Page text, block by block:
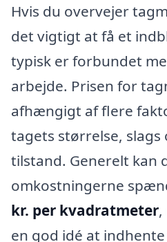
Hvis du overvejer
det vigtigt at få et
typisk er forbundet
arbejde. Prisen for
afhængigt af flere
tagets størrelse, slags
tilstand. Generelt kan
omkostningerne
kr. per kvadratmeter
en god idé at